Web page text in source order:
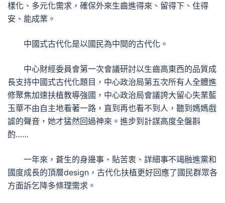
樣化、多元化需求，確保外來生齒進得來、留得下、住得
安、能成業。
中國式古代化是以國民為中間的古代化。
中心財經委員會第一次會議研討以生齒高東西的品質成
長支持中國式古代化題目，中心政治局第五次所有人全體進
修聚焦加速扶植教導強國，中心政治局會議誇大留心失業藍
玉華不由自主地看著一路，直到再也看不到人，聽到媽媽戲
謔的聲音，她才猛然回過神來。進步到計謀高度全盤斟
酌……
一年來，蒼生的身邊事、貼苦衷、詳細事不竭融進黨和
國度成長的頂層design，古代化扶植更好回應了國民群眾各
方面訴乞降多條理需求。